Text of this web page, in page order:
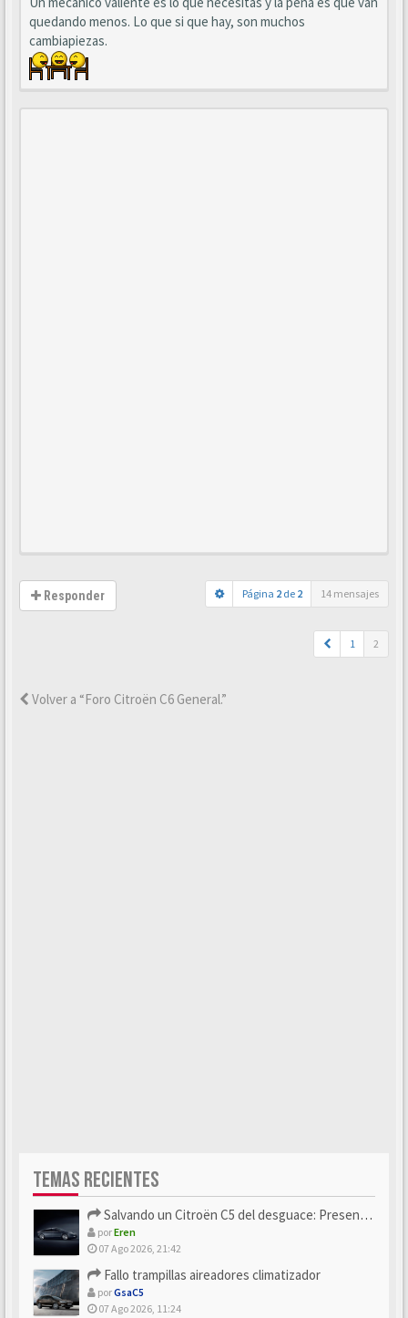
quedando menos. Lo que si que hay, son muchos
cambiapiezas.
Responder Página 2 de 2 14 mensajes
1 2
Volver a “Foro Citroën C6 General.”
TEMAS RECIENTES
Salvando un Citroën C5 del desguace: Presentación y seguimiento
porEren
07 Ago 2026, 21:42
Fallo trampillas aireadores climatizador
porGsaC5
07 Ago 2026, 11:24